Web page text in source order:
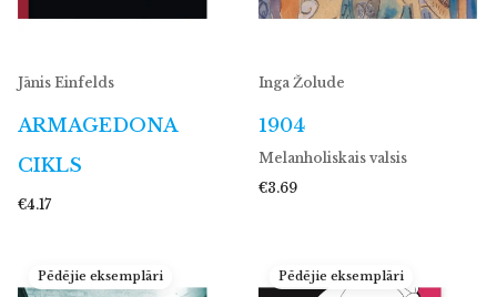
Jānis Einfelds
ARMAGEDONA
CIKLS
€4.17
Inga Žolude
1904
Melanholiskais valsis
€3.69
Pēdējie eksemplāri Pēdējie eksemplāri